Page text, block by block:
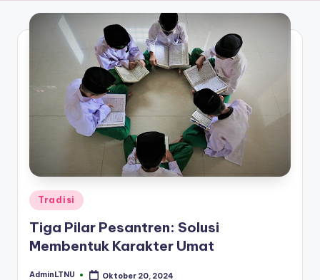
Posted
in
Tradisi
Tiga Pilar Pesantren: Solusi
Membentuk Karakter Umat
AdminLTNU
Oktober 20, 2024